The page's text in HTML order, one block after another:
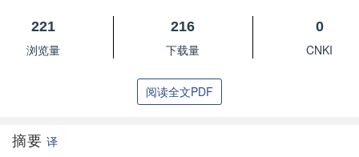
221
浏览量
216
下载量
0
CNKI
阅读全文PDF
摘要 译